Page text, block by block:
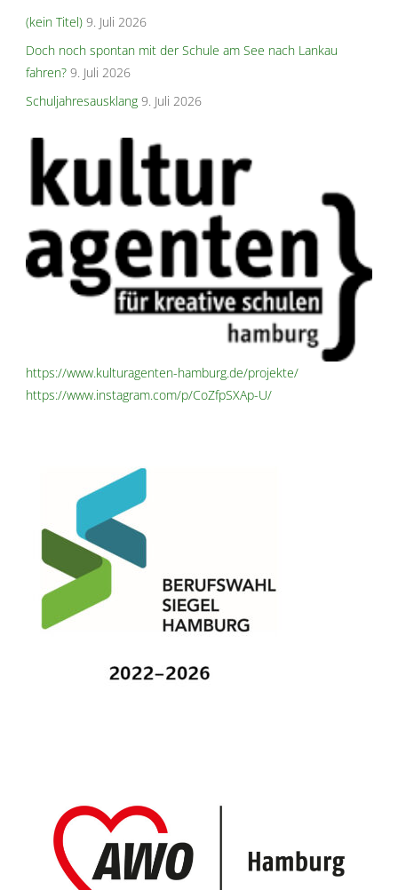
(kein Titel) 9. Juli 2026
Doch noch spontan mit der Schule am See nach Lankau
fahren? 9. Juli 2026
Schuljahresausklang 9. Juli 2026
https://www.kulturagenten-hamburg.de/projekte/
https://www.instagram.com/p/CoZfpSXAp-U/